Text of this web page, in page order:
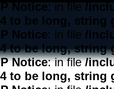
Notice: in file/
to be long, string
Notice: in file /
to be long, string
Notice: in file/
to be long, string